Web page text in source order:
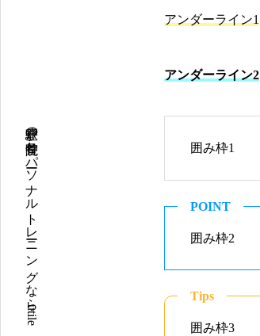
登戸駅の整骨院とパーソナルトレーニングならutile整骨院
アンダーライン1
アンダーライン2
囲み枠1
POINT
囲み枠2
Tips
囲み枠3